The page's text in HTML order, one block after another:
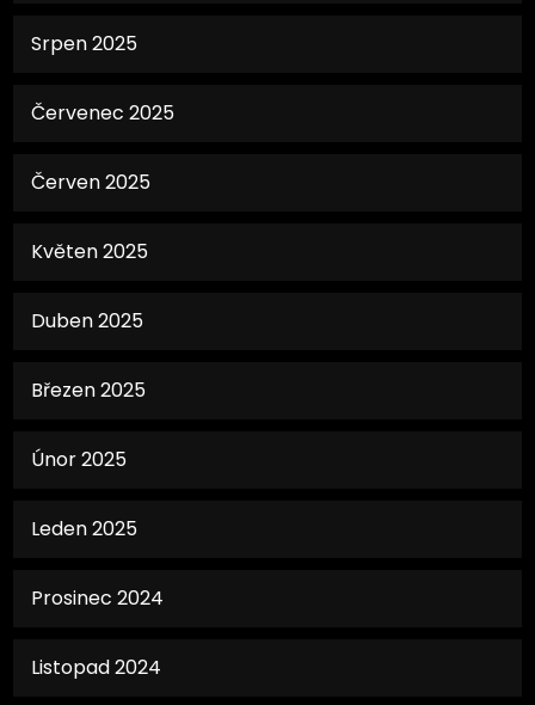
Srpen 2025
Červenec 2025
Červen 2025
Květen 2025
Duben 2025
Březen 2025
Únor 2025
Leden 2025
Prosinec 2024
Listopad 2024